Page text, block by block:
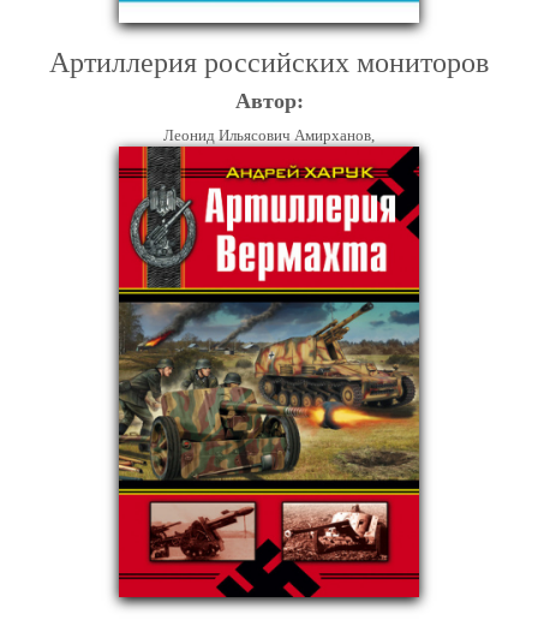
Артиллерия российских мониторов
Автор:
Леонид Ильясович Амирханов,